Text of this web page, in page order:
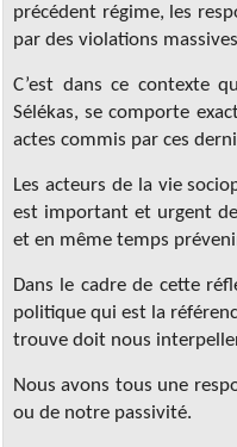
précédent régime, les
par des violations
C’est dans ce contexte
Sélékas, se comporte
actes commis par ces
Les acteurs de la vie
est important et urgent
et en même temps
Dans le cadre de cette
politique qui est la
trouve doit nous
Nous avons tous une
ou de notre passivité.